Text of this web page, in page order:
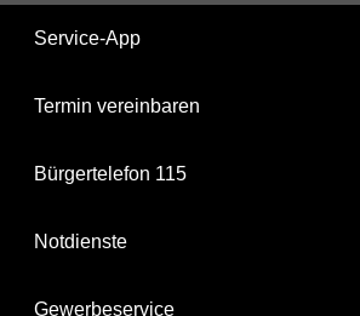
Service-App
Termin vereinbaren
Bürgertelefon 115
Notdienste
Gewerbeservice